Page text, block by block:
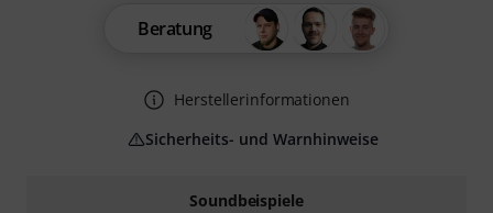
Soundbeispiele
Beratung
Herstellerinformationen
Sicherheits- und Warnhinweise